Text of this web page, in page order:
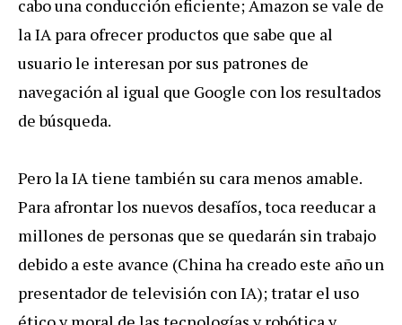
cabo una conducción eficiente; Amazon se vale de
la IA para ofrecer productos que sabe que al
usuario le interesan por sus patrones de
navegación al igual que Google con los resultados
de búsqueda.
Pero la IA tiene también su cara menos amable.
Para afrontar los nuevos desafíos, toca reeducar a
millones de personas que se quedarán sin trabajo
debido a este avance (China ha creado este año un
presentador de televisión con IA); tratar el uso